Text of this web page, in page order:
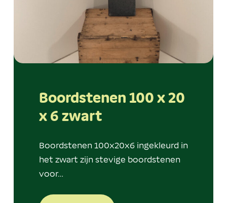
Boordstenen 100 x 20
x 6 zwart
Boordstenen 100x20x6 ingekleurd in
het zwart zijn stevige boordstenen
voor…